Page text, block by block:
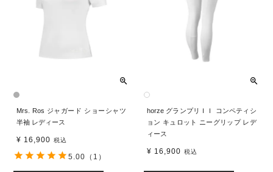
Mrs. Ros ジャガード ショーシャツ
半袖 レディース
¥ 16,900 税込
5.00 （1）
horze グランプリＩＩ コンペティシ
ョン キュロット ニーグリップ レデ
ィース
¥ 16,900 税込